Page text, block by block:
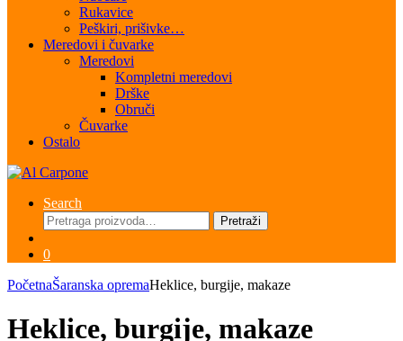
Rukavice
Peškiri, prišivke…
Meredovi i čuvarke
Meredovi
Kompletni meredovi
Drške
Obruči
Čuvarke
Ostalo
Search
Pretraga
za:
Pretraži
0
PočetnaŠaranska opremaHeklice, burgije, makaze
Heklice, burgije, makaze